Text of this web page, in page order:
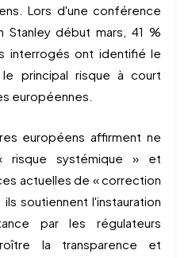
Lors d'une conférence
Stanley début mars, 41 %
interrogés ont identifié le
principal risque à court
européennes.
européens affirment ne
risque systémique » et
actuelles de « correction
soutiennent l'instauration
par les régulateurs
la transparence et